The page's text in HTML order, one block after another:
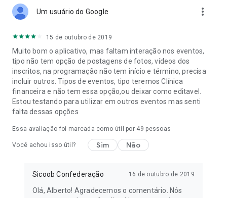
Um usuário do Google more_vert
15 de outubro de 2019
Muito bom o aplicativo, mas faltam interação nos eventos,
tipo não tem opção de postagens de fotos, vídeos dos
inscritos, na programação não tem início e término, precisa
incluir outros. Tipos de eventos, tipo teremos Clínica
financeira e não tem essa opção,ou deixar como editavel.
Estou testando para utilizar em outros eventos mas senti
falta dessas opções
Essa avaliação foi marcada como útil por 49 pessoas
Você achou isso útil? Sim Não
Sicoob Confederação 16 de outubro de 2019
Olá, Alberto! Agradecemos o comentário. Nós